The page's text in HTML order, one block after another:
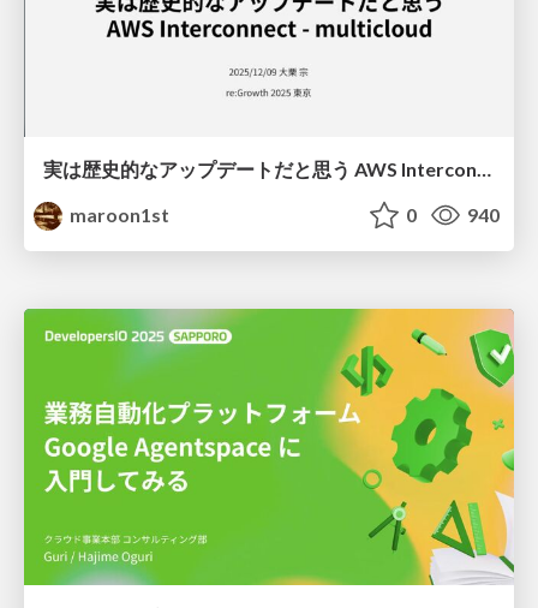
実は歴史的なアップデートだと思う AWS Interconnect - multicloud
maroon1st
0 940